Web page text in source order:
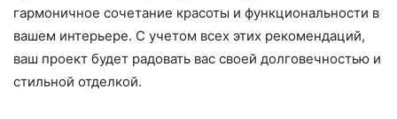
гармоничное сочетание красоты и функциональности в
вашем интерьере. С учетом всех этих рекомендаций,
ваш проект будет радовать вас своей долговечностью и
стильной отделкой.